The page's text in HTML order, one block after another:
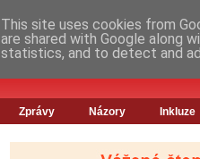
Zprávy Názory Inkluze
This site uses cookies from
are shared with Google along
statistics, and to detect and